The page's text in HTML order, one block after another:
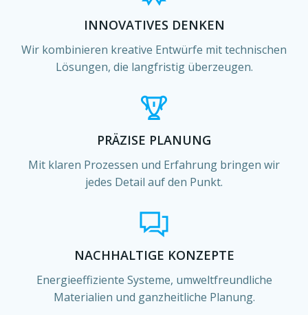
INNOVATIVES DENKEN
Wir kombinieren kreative Entwürfe mit technischen
Lösungen, die langfristig überzeugen.
PRÄZISE PLANUNG
Mit klaren Prozessen und Erfahrung bringen wir
jedes Detail auf den Punkt.
NACHHALTIGE KONZEPTE
Energieeffiziente Systeme, umweltfreundliche
Materialien und ganzheitliche Planung.